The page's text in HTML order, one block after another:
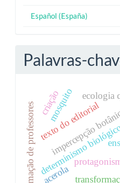
Español (España)
Palavras-
texto do editorial
determinismo
formação de professores impercepção
ecologia
mosquito
acerola
criação